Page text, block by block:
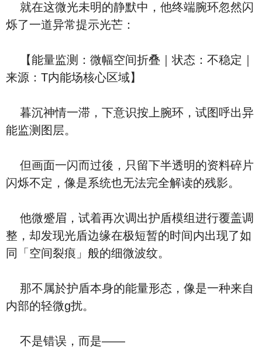
就在这微光未明的静默中，他终端腕环忽然闪
烁了一道异常提示光芒：
【能量监测：微幅空间折叠｜状态：不稳定｜
来源：T内能场核心区域】
暮沉神情一滞，下意识按上腕环，试图呼出异
能监测图层。
但画面一闪而过後，只留下半透明的资料碎片
闪烁不定，像是系统也无法完全解读的残影。
他微蹙眉，试着再次调出护盾模组进行覆盖调
整，却发现光盾边缘在极短暂的时间内出现了如
同「空间裂痕」般的细微波纹。
那不属於护盾本身的能量形态，像是一种来自
内部的轻微g扰。
不是错误，而是——